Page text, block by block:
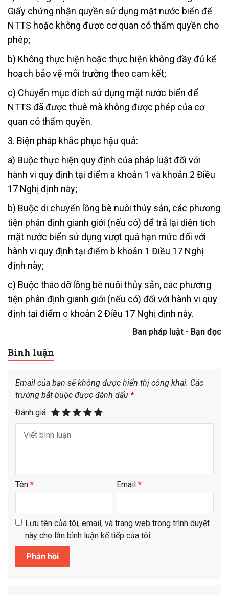
Giấy chứng nhận quyền sử dụng mặt nước biển để
NTTS hoặc không được cơ quan có thẩm quyền cho
phép;
b) Không thực hiện hoặc thực hiện không đầy đủ kế
hoạch bảo vệ môi trường theo cam kết;
c) Chuyển mục đích sử dụng mặt nước biển để
NTTS đã được thuê mà không được phép của cơ
quan có thẩm quyền.
3. Biện pháp khắc phục hậu quả:
a) Buộc thực hiện quy định của pháp luật đối với
hành vi quy định tại điểm a khoản 1 và khoản 2 Điều
17 Nghị định này;
b) Buộc di chuyển lồng bè nuôi thủy sản, các phương
tiện phân định gianh giới (nếu có) để trả lại diện tích
mặt nước biển sử dụng vượt quá hạn mức đối với
hành vi quy định tại điểm b khoản 1 Điều 17 Nghị
định này;
c) Buộc tháo dỡ lồng bè nuôi thủy sản, các phương
tiện phân định gianh giới (nếu có) đối với hành vi quy
định tại điểm c khoản 2 Điều 17 Nghị định này.
Ban pháp luật - Bạn đọc
Bình luận
Email của bạn sẽ không được hiển thị công khai. Các
trường bắt buộc được đánh dấu *
Đánh giá
Tên * Email *
Lưu tên của tôi, email, và trang web trong trình duyệt
này cho lần bình luận kế tiếp của tôi.